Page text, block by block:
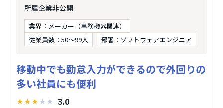
所属企業非公開
業界：メーカー（事務機器関連）
従業員数：50～99人
部署：ソフトウェアエンジニア
移動中でも勤怠入力ができるので外回りの
多い社員にも便利
★★★ ★ ★ 3.0